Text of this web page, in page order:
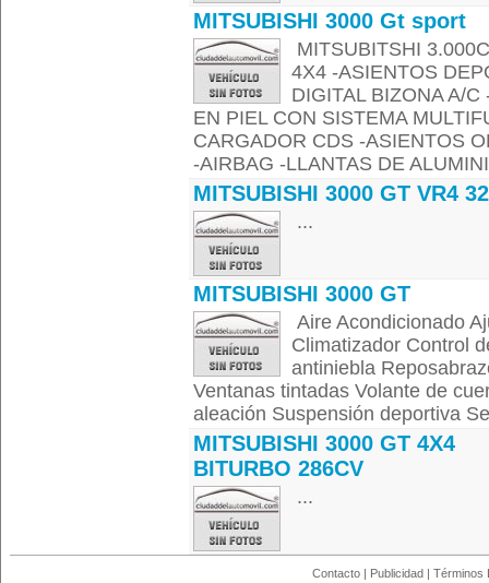
MITSUBISHI 3000 Gt sport
MITSUBITSHI
4X4 -ASIENTOS
DIGITAL BIZONA A/
EN PIEL CON SISTEMA
CARGADOR CDS -ASIENTOS
-AIRBAG -LLANTAS DE
MITSUBISHI 3000 GT VR4
...
MITSUBISHI 3000 GT
Aire Acondicionado
Climatizador Control
antiniebla
Ventanas tintadas Volante de
aleación Suspensión deportiva
MITSUBISHI 3000 GT 4X4
BITURBO 286CV
...
Contacto | Publicidad | Términos